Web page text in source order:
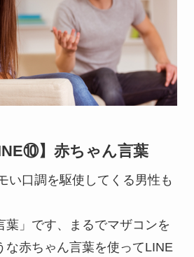
】赤ちゃん言葉
い口調を駆使してくる男性も
葉」です、まるでマザコンを
な赤ちゃん言葉を使ってLINE